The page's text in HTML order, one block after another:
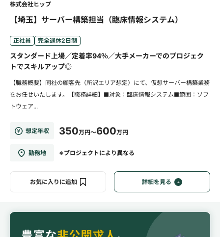
株式会社ヒップ
【埼玉】サーバー構築担当（臨床情報システム）
正社員 完全週休2日制
スタンダード上場／定着率94％／大手メーカーでのプロジェク
トでスキルアップ◎
【職務概要】同社の顧客先（所沢エリア想定）にて、仮想サーバー構築業務
をお任せいたします。【職務詳細】■対象：臨床情報システム■範囲：ソフ
トウェア...
想定年収 350万円～600万円
勤務地 ※プロジェクトにより異なる
お気に入りに追加 詳細を見る